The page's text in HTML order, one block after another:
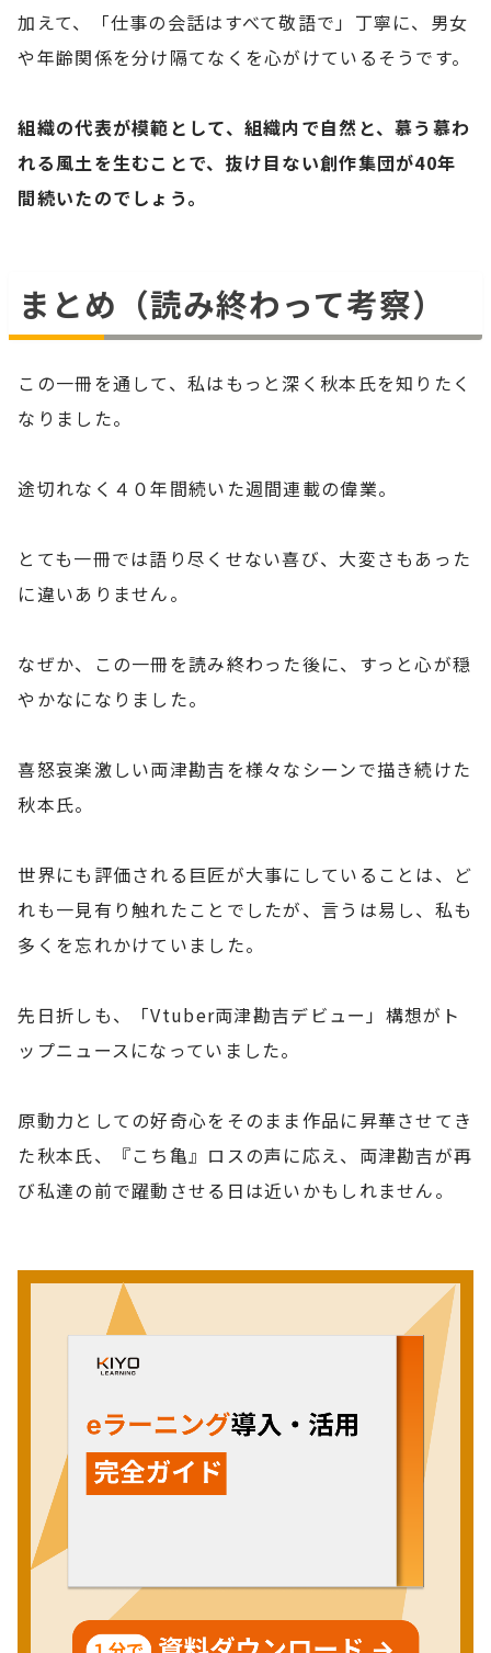
加えて、「仕事の会話はすべて敬語で」丁寧に、男女
や年齢関係を分け隔てなくを心がけているそうです。
組織の代表が模範として、組織内で自然と、慕う慕わ
れる風土を生むことで、抜け目ない創作集団が40年
間続いたのでしょう。
まとめ（読み終わって考察）
この一冊を通して、私はもっと深く秋本氏を知りたく
なりました。
途切れなく４０年間続いた週間連載の偉業。
とても一冊では語り尽くせない喜び、大変さもあった
に違いありません。
なぜか、この一冊を読み終わった後に、すっと心が穏
やかなになりました。
喜怒哀楽激しい両津勘吉を様々なシーンで描き続けた
秋本氏。
世界にも評価される巨匠が大事にしていることは、ど
れも一見有り触れたことでしたが、言うは易し、私も
多くを忘れかけていました。
先日折しも、「Vtuber両津勘吉デビュー」構想がト
ップニュースになっていました。
原動力としての好奇心をそのまま作品に昇華させてき
た秋本氏、『こち亀』ロスの声に応え、両津勘吉が再
び私達の前で躍動させる日は近いかもしれません。